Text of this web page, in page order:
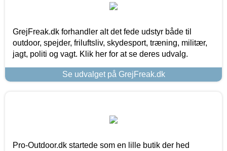
GrejFreak.dk forhandler alt det fede udstyr både til
outdoor, spejder, friluftsliv, skydesport, træning, militær,
jagt, politi og vagt. Klik her for at se deres udvalg.
Se udvalget på GrejFreak.dk
Pro-Outdoor.dk startede som en lille butik der hed